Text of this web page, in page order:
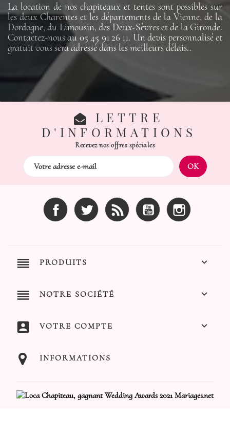
La location de nos chapiteaux et tentes sont possibles sur
les deux Charentes et les départements de la Vienne, de la
Dordogne, du Limousin, des Deux-Sèvres et de la Gironde.
Contactez-nous au 05 45 91 26 11. Un devis personnalisé et
gratuit vous sera adressé dans les meilleurs délais..
LETTRE
D'INFORMATIONS
Recevez nos offres spéciales
Facebook Twitter Rss YouTube
reorder PRODUITS 
reorder NOTRE SOCIÉTÉ 
account_box VOTRE COMPTE 
INFORMATIONS